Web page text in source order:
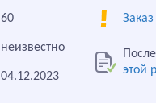
60
неизвестно
этой
04.12.2023